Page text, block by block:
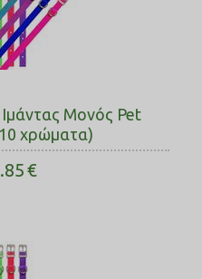
Ιμάντας Μονός Pet
χρώματα)
€